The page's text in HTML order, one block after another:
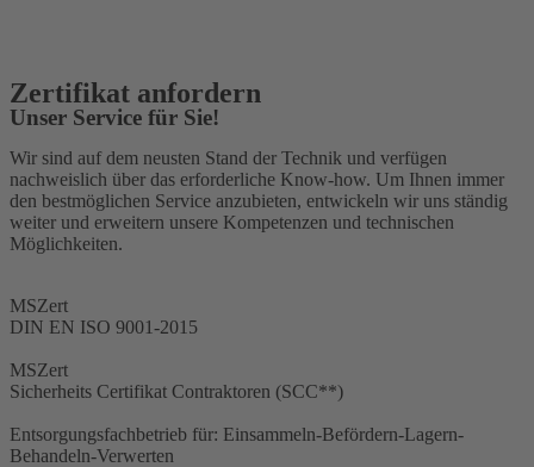
Zertifikat anfordern
Unser Service für Sie!
Wir sind auf dem neusten Stand der Technik und verfügen
nachweislich über das erforderliche Know-how. Um Ihnen immer
den bestmöglichen Service anzubieten, entwickeln wir uns ständig
weiter und erweitern unsere Kompetenzen und technischen
Möglichkeiten.
MSZert
DIN EN ISO 9001-2015
MSZert
Sicherheits Certifikat Contraktoren (SCC**)
Entsorgungsfachbetrieb für: Einsammeln-Befördern-Lagern-
Behandeln-Verwerten